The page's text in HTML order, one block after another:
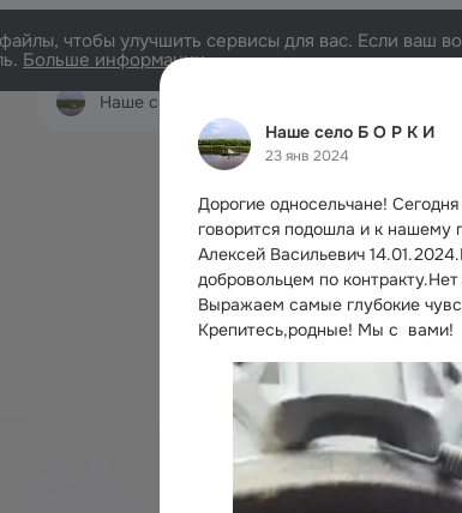
Наше село Б О Р К И
23 янв 2024
Дорогие односельчане!
говорится подошла и к нашему
Алексей Васильевич
добровольцем по
Выражаем самые глубокие
Крепитесь,родные! Мы с  вами!
чтобы улучшить сервисы для вас. Если ваш
Больше информации
Наше село Б О Р К И